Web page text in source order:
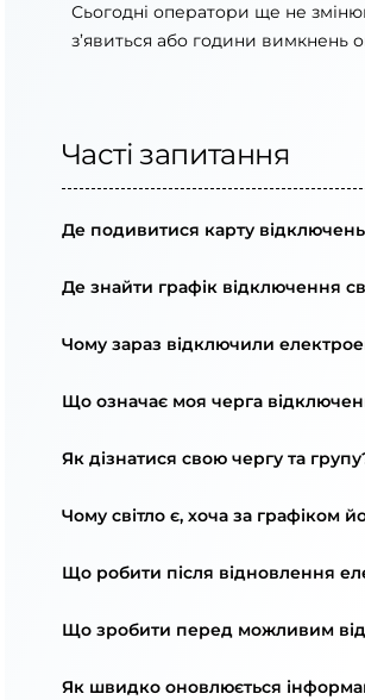
Сьогодні оператори ще не
з’явиться або години вимкнень
Часті запитання
Де подивитися карту відключень
Де знайти графік відключення
Чому зараз відключили
Що означає моя черга
Як дізнатися свою чергу та
Чому світло є, хоча за графіком
Що робити після відновлення
Що зробити перед можливим
Як швидко оновлюється